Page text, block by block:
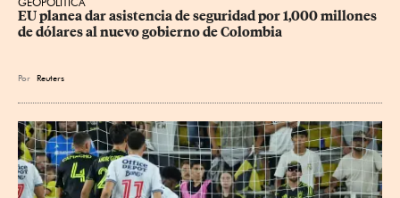
EU planea dar asistencia de seguridad por 1,000 millones
de dólares al nuevo gobierno de Colombia
Por Reuters